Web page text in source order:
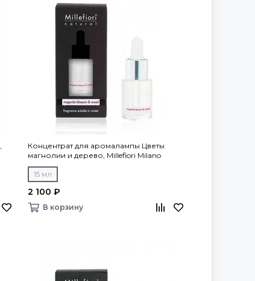
Концентрат для аромалампы Цветы
магнолии и дерево, Millefiori Milano
15 мл
2 100 ₽
В корзину